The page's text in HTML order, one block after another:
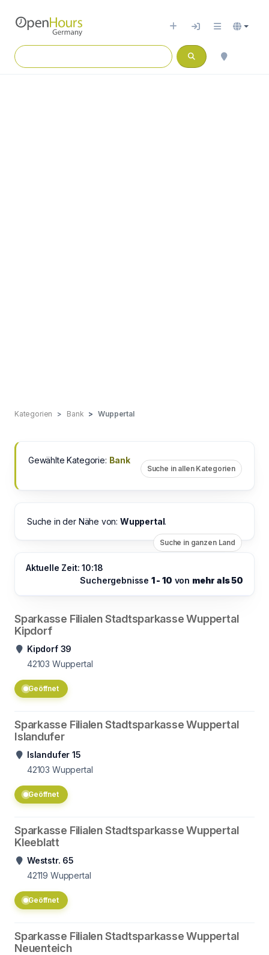
Kategorien Bank Wuppertal
Gewählte Kategorie: Bank
Suche in allen Kategorien
Suche in der Nähe von: Wuppertal.
Suche in ganzen Land
Aktuelle Zeit: 10:18
Suchergebnisse 1 - 10 von mehr als 50
Sparkasse Filialen Stadtsparkasse Wuppertal
Kipdorf
Kipdorf 39
42103 Wuppertal
Geöffnet
Sparkasse Filialen Stadtsparkasse Wuppertal
Islandufer
Islandufer 15
42103 Wuppertal
Geöffnet
Sparkasse Filialen Stadtsparkasse Wuppertal
Kleeblatt
Weststr. 65
42119 Wuppertal
Geöffnet
Sparkasse Filialen Stadtsparkasse Wuppertal
Neuenteich